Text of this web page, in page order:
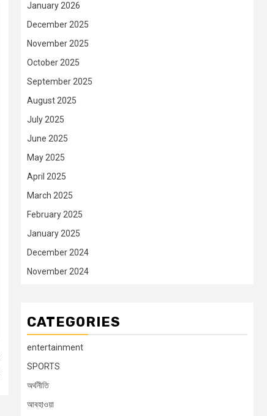
January 2026
December 2025
November 2025
October 2025
September 2025
August 2025
July 2025
June 2025
May 2025
April 2025
March 2025
February 2025
January 2025
December 2024
November 2024
CATEGORIES
entertainment
SPORTS
অর্থনীতি
আবহাওয়া